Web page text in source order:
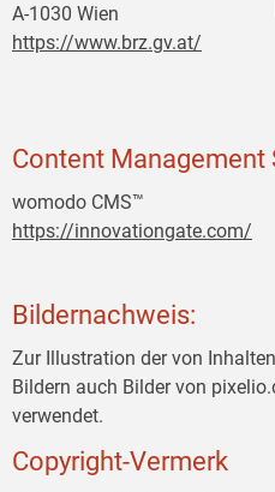
A-1030 Wien
https://www.brz.gv.at/
Content Management
womodo CMS™
https://innovationgate.com/
Bildernachweis:
Zur Illustration der von
Bildern auch Bilder von
verwendet.
Copyright-Vermerk